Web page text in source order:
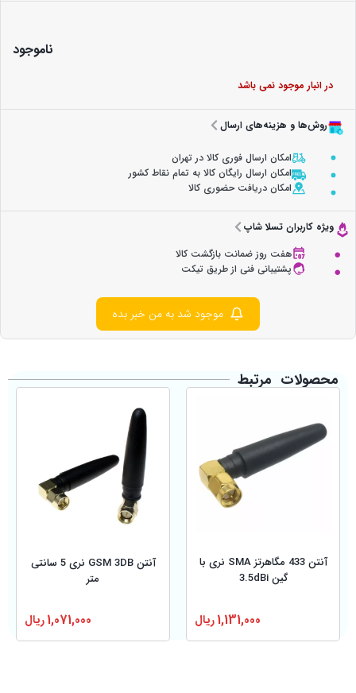
ناموجود
در انبار موجود نمی باشد
روش‌ها و هزینه‌های ارسال
امکان ارسال فوری کالا در تهران
امکان ارسال رایگان کالا به تمام نقاط کشور
امکان دریافت حضوری کالا
ویژه کاربران تسلا شاپ
هفت روز ضمانت بازگشت کالا
پشتیبانی فنی از طریق تیکت
موجود شد به من خبر بده
محصولات مرتبط
آنتن 433 مگاهرتز SMA نری با
گین 3.5dBi
1,131,000ریال
آنتن GSM 3DB نری 5 سانتی
متر
1,071,000ریال